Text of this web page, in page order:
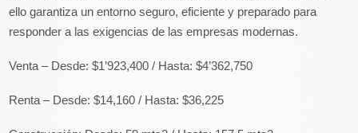
ello garantiza un entorno seguro, eficiente y preparado para
responder a las exigencias de las empresas modernas.
Venta – Desde: $1’923,400 / Hasta: $4’362,750
Renta – Desde: $14,160 / Hasta: $36,225